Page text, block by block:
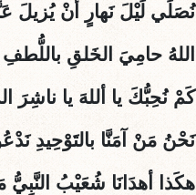
نُصَلِّي لَيْلَ نَهارٍ أنْ يُزيلَ
اللهُ حامِيَ الخَلقِ
كَمْ نُحِبُّكَ يا أللهَ يا ناشِرَ
نَحْنُ مَنْ آمَنَّا بالتَوْحِيدِ
هكَذا أهدَانَا شُعَيْبُ النَّبِيُّ